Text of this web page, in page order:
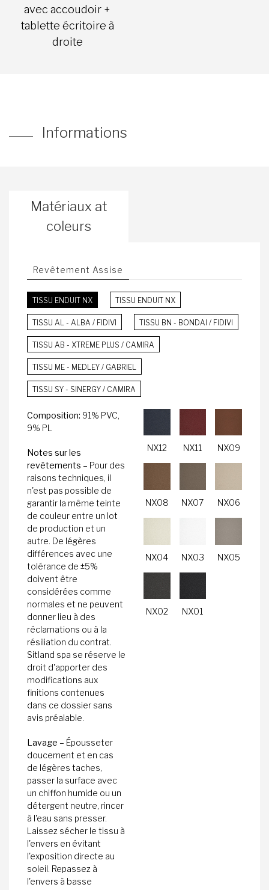
avec accoudoir +
tablette écritoire à
droite
Informations
Matériaux at
coleurs
Revêtement Assise
TISSU ENDUIT NX TISSU ENDUIT NX
TISSU AL - ALBA / FIDIVI TISSU BN - BONDAI / FIDIVI
TISSU AB - XTREME PLUS / CAMIRA
TISSU ME - MEDLEY / GABRIEL
TISSU SY - SINERGY / CAMIRA
Composition: 91% PVC,
9% PL
Notes sur les
revêtements – Pour des
raisons techniques, il
n'est pas possible de
garantir la même teinte
de couleur entre un lot
de production et un
autre. De légères
différences avec une
tolérance de ±5%
doivent être
considérées comme
normales et ne peuvent
donner lieu à des
réclamations ou à la
résiliation du contrat.
Sitland spa se réserve le
droit d'apporter des
modifications aux
finitions contenues
dans ce dossier sans
avis préalable.
Lavage – Épousseter
doucement et en cas
de légères taches,
passer la surface avec
un chiffon humide ou un
détergent neutre, rincer
à l'eau sans presser.
Laissez sécher le tissu à
l'envers en évitant
l'exposition directe au
soleil. Repassez à
l'envers à basse
NX12 NX11 NX09
NX08 NX07 NX06
NX04 NX03 NX05
NX02 NX01